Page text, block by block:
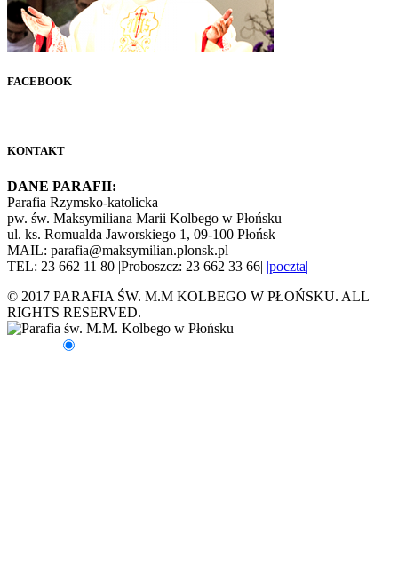
FACEBOOK
KONTAKT
DANE PARAFII:
Parafia Rzymsko-katolicka
pw. św. Maksymiliana Marii Kolbego w Płońsku
ul. ks. Romualda Jaworskiego 1, 09-100 Płońsk
MAIL: parafia@maksymilian.plonsk.pl
TEL: 23 662 11 80 |Proboszcz: 23 662 33 66| |poczta|
© 2017 PARAFIA ŚW. M.M KOLBEGO W PŁOŃSKU. ALL
RIGHTS RESERVED.